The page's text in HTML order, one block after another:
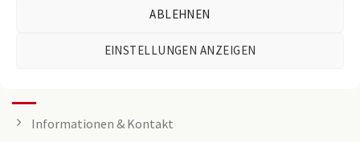
ABLEHNEN
EINSTELLUNGEN ANZEIGEN
Informationen & Kontakt